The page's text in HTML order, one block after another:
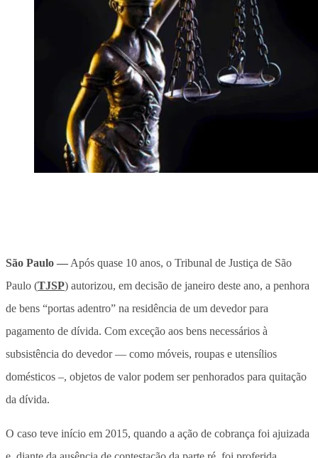
São Paulo — Após quase 10 anos, o Tribunal de Justiça de São
Paulo (TJSP) autorizou, em decisão de janeiro deste ano, a penhora
de bens “portas adentro” na residência de um devedor para
pagamento de dívida. Com exceção aos bens necessários à
subsistência do devedor — como móveis, roupas e utensílios
domésticos –, objetos de valor podem ser penhorados para quitação
da dívida.
O caso teve início em 2015, quando a ação de cobrança foi ajuizada